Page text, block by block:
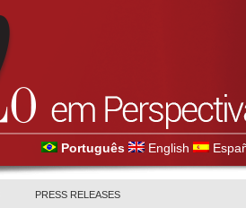
Português English
PRESS RELEASES